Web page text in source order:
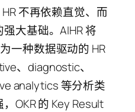
不再依赖直觉、而
大基础。AIHR 将
一种数据驱动的 HR
、diagnostic、
analytics 等分析类
OKR 的 Key Result